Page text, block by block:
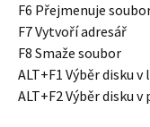
F6 Přejmenuje
F7 Vytvoří adresář
F8 Smaže soubor
ALT+F1 Výběr disku
ALT+F2 Výběr disku